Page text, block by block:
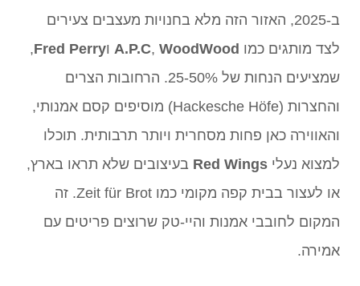
ב-2025, האזור הזה מלא בחנויות מעצבים צעירים
לצד מותגים כמו
A.P.C, WoodWood וFred Perry
,
שמציעים הנחות של 25-50%. הרחובות הצרים
והחצרות (Hackesche Höfe) מוסיפים קסם אמנותי,
והאווירה כאן פחות מסחרית ויותר תרבותית. תוכלו
למצוא נעלי Red Wings בעיצובים שלא תראו בארץ,
או לעצור בבית קפה מקומי כמו Zeit für Brot. זה
המקום לחובבי אמנות והיי-טק שרוצים פריטים עם
אמירה.